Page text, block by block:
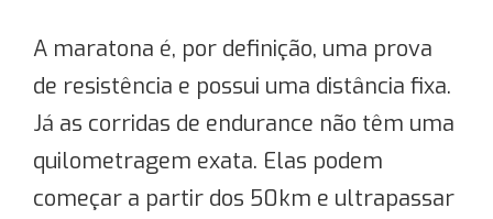
A maratona é, por definição, uma prova
de resistência e possui uma distância fixa.
Já as corridas de endurance não têm uma
quilometragem exata. Elas podem
começar a partir dos 50km e ultrapassar